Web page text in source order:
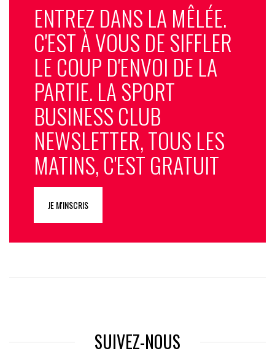
ENTREZ DANS LA MÊLÉE.
C'EST À VOUS DE SIFFLER
LE COUP D'ENVOI DE LA
PARTIE. LA SPORT
BUSINESS CLUB
NEWSLETTER, TOUS LES
MATINS, C'EST GRATUIT
JE M'INSCRIS
SUIVEZ-NOUS